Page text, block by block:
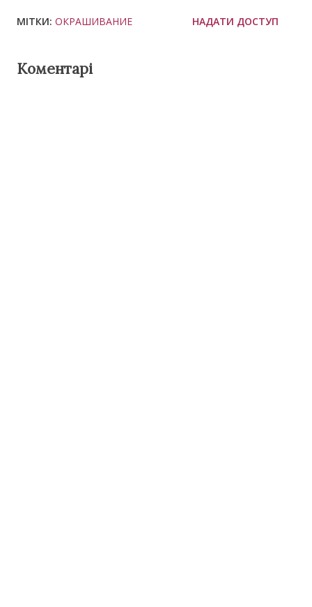
МІТКИ: ОКРАШИВАНИЕ НАДАТИ ДОСТУП
Коментарі